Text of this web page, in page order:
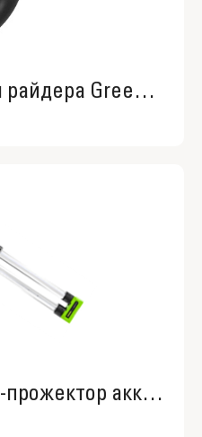
Воздуходувка для райдера Greenworks (7500407)
Подкапотный LED-прожектор акк. Greenworks G24UHL, 24V, 1200 Лм, 142- 204 см, без АКБ и ЗУ